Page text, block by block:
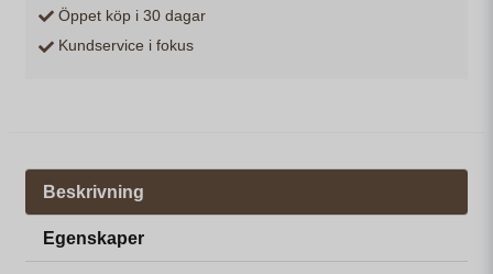
Öppet köp i 30 dagar
Kundservice i fokus
Beskrivning
Egenskaper